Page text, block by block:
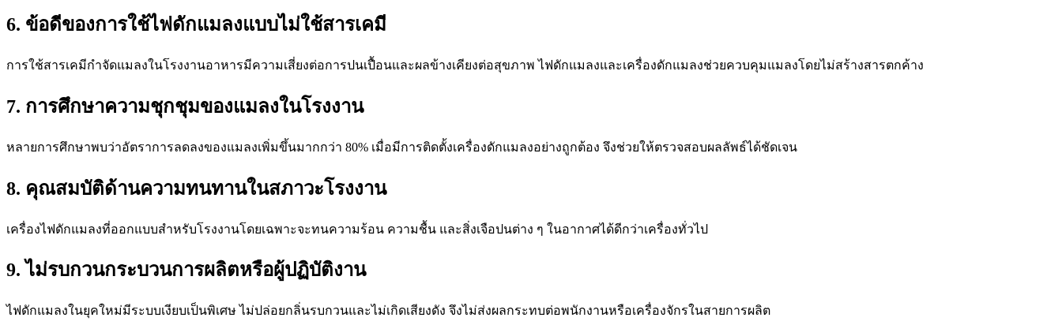
6. ข้อดีของการใช้ไฟดักแมลงแบบไม่ใช้สารเคมี
การใช้สารเคมีกำจัดแมลงในโรงงานอาหารมีความเสี่ยงต่อการปนเปื้อนและผลข้างเคียงต่อสุขภาพ ไฟดักแมลงและเครื่องดักแมลงช่วยควบคุมแมลงโดยไม่สร้างสารตกค้าง
7. การศึกษาความชุกชุมของแมลงในโรงงาน
หลายการศึกษาพบว่าอัตราการลดลงของแมลงเพิ่มขึ้นมากกว่า 80% เมื่อมีการติดตั้งเครื่องดักแมลงอย่างถูกต้อง จึงช่วยให้ตรวจสอบผลลัพธ์ได้ชัดเจน
8. คุณสมบัติด้านความทนทานในสภาวะโรงงาน
เครื่องไฟดักแมลงที่ออกแบบสำหรับโรงงานโดยเฉพาะจะทนความร้อน ความชื้น และสิ่งเจือปนต่าง ๆ ในอากาศได้ดีกว่าเครื่องทั่วไป
9. ไม่รบกวนกระบวนการผลิตหรือผู้ปฏิบัติงาน
ไฟดักแมลงในยุคใหม่มีระบบเงียบเป็นพิเศษ ไม่ปล่อยกลิ่นรบกวนและไม่เกิดเสียงดัง จึงไม่ส่งผลกระทบต่อพนักงานหรือเครื่องจักรในสายการผลิต